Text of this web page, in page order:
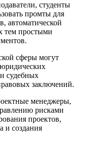
студенты
промты для
автоматической
тем простыми
сферы могут
и судебных
заключений.
менеджеры,
рисками
проектов,
и создания